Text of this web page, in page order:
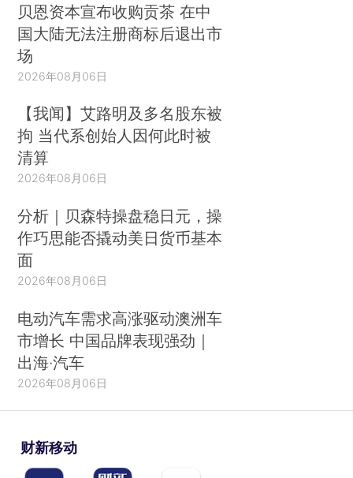
贝恩资本宣布收购贡茶 在中
国大陆无法注册商标后退出市
场
2026年08月06日
【我闻】艾路明及多名股东被
拘 当代系创始人因何此时被
清算
2026年08月06日
分析｜贝森特操盘稳日元，操
作巧思能否撬动美日货币基本
面
2026年08月06日
电动汽车需求高涨驱动澳洲车
市增长 中国品牌表现强劲｜
出海·汽车
2026年08月06日
财新移动